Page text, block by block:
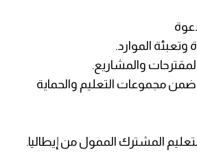
وتعبئة الموارد.
والمشاريع.
مجموعات التعليم والحماية
المشترك الممول من إيطاليا.